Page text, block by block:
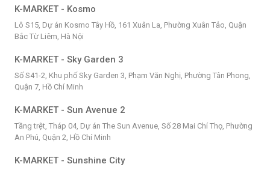
K-MARKET - Kosmo
Lô S15, Dự án Kosmo Tây Hồ, 161 Xuân La, Phường Xuân Tảo, Quận
Bắc Từ Liêm, Hà Nội
K-MARKET - Sky Garden 3
Số S41-2, Khu phố Sky Garden 3, Phạm Văn Nghị, Phường Tân Phong,
Quận 7, Hồ Chí Minh
K-MARKET - Sun Avenue 2
Tầng trệt, Tháp 04, Dự án The Sun Avenue, Số 28 Mai Chí Thọ, Phường
An Phú, Quận 2, Hồ Chí Minh
K-MARKET - Sunshine City